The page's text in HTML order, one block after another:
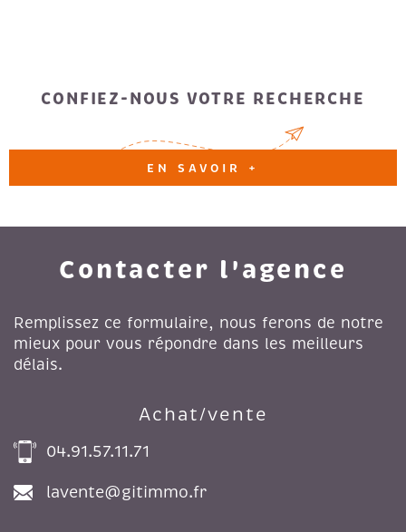
CONFIEZ-NOUS VOTRE RECHERCHE
EN SAVOIR +
Contacter l'agence
Remplissez ce formulaire, nous ferons de notre
mieux pour vous répondre dans les meilleurs
délais.
Achat/vente
04.91.57.11.71
lavente@gitimmo.fr